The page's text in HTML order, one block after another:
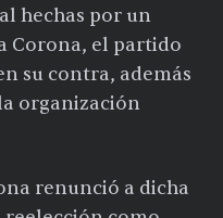
hechas por un
Corona, el partido
su contra, además
organización
renunció a dicha